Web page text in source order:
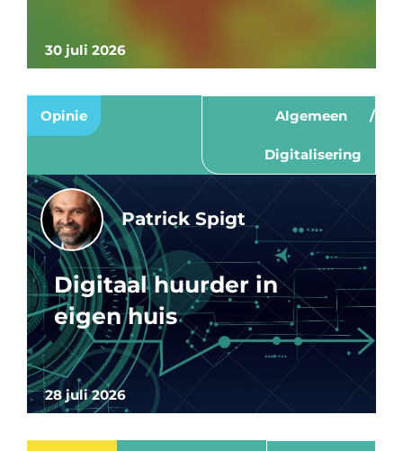
30 juli 2026
Opinie Algemeen
Digitalisering
28 juli 2026
Patrick Spigt
Digitaal huurder in
eigen huis